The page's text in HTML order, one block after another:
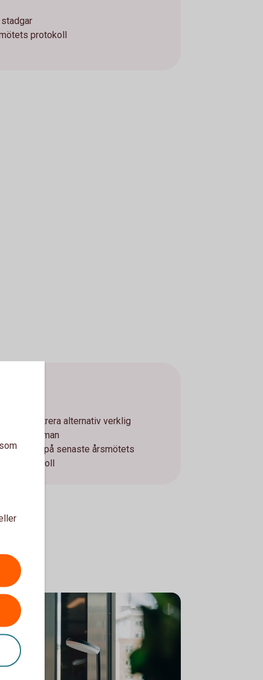
protokoll
Registrera alternativ verklig
huvudman
Kopia på senaste årsmötets
protokoll